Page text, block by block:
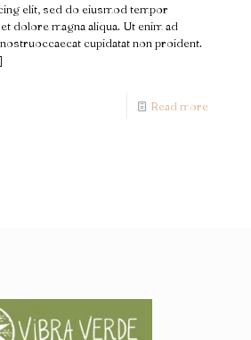
elit, sed do eiusmod tempor
dolore magna aliqua. Ut enim ad
cupidatat non proident.
Read more